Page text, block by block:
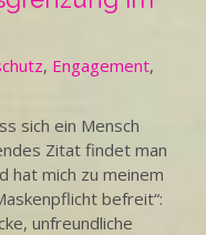
, Engagement,
sich ein Mensch
Zitat findet man
hat mich zu meinem
befreit“:
unfreundliche